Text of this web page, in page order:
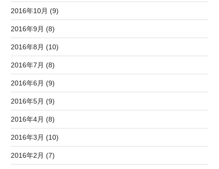
2016年10月 (9)
2016年9月 (8)
2016年8月 (10)
2016年7月 (8)
2016年6月 (9)
2016年5月 (9)
2016年4月 (8)
2016年3月 (10)
2016年2月 (7)